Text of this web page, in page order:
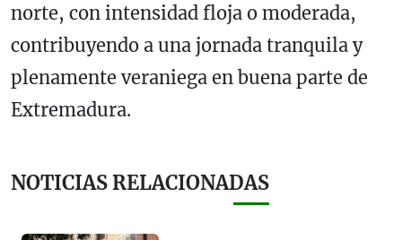
norte, con intensidad floja o moderada,
contribuyendo a una jornada tranquila y
plenamente veraniega en buena parte de
Extremadura.
NOTICIAS RELACIONADAS